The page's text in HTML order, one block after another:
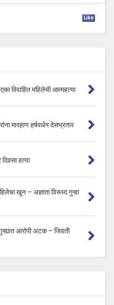
Like
विवाहित महिलेची आत्महत्या
मारहाण हर्षवर्धन देसभ्रतार
हत्या
खून – अज्ञाता विरूध्द गुन्हा
आरोपी अटक – जिवती